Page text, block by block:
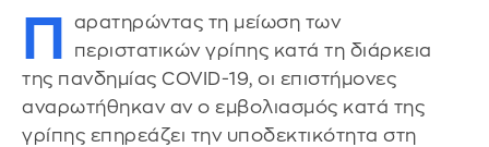
Π
αρατηρώντας τη μείωση των
περιστατικών γρίπης κατά τη διάρκεια
της πανδημίας COVID-19, οι επιστήμονες
αναρωτήθηκαν αν ο εμβολιασμός κατά της
γρίπης επηρεάζει την υποδεκτικότητα στη